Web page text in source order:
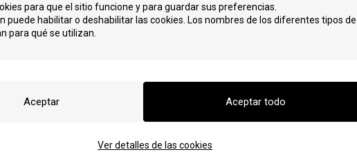
para que el sitio funcione y para guardar sus preferencias.
puede habilitar o deshabilitar las cookies. Los nombres de los diferentes tipos de
para qué se utilizan.
Ver detalles de las cookies
Martes:
9.00 - 15.00
Miércoles:
Cerrado